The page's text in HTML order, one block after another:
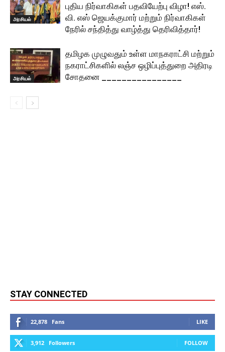
அரசியல்
புதிய நிர்வாகிகள் பதவியேற்பு விழா! எஸ்.
வி. எஸ் ஜெயக்குமார் மற்றும் நிர்வாகிகள்
நேரில் சந்தித்து வாழ்த்து தெரிவித்தார்!
அரசியல்
தமிழக முழுவதும் உள்ள மாநகராட்சி மற்றும்
நகராட்சிகளில் லஞ்ச ஒழிப்புத்துறை அதிரடி
சோதனை ________________
STAY CONNECTED
22,878 Fans LIKE
3,912 Followers FOLLOW